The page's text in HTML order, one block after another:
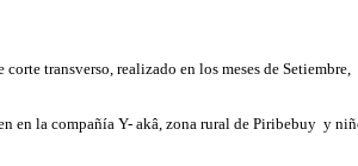
transverso, realizado en los meses de Setiembre,
en la compañía Y- akâ, zona rural de Piribebuy y